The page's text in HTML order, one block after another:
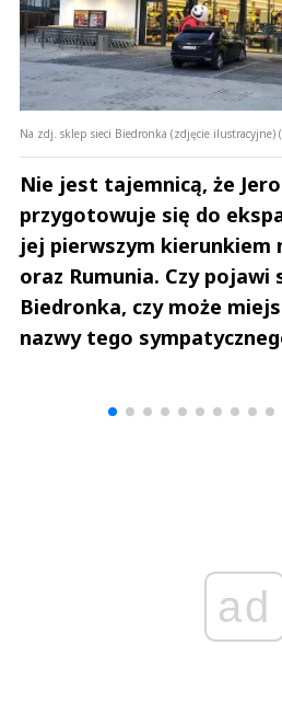
Na zdj. sklep sieci Biedronka (zdjęcie ilustracyjne)
Nie jest tajemnicą, że
przygotowuje się do
jej pierwszym kierunkiem
oraz Rumunia. Czy pojawi
Biedronka, czy może
nazwy tego
ad